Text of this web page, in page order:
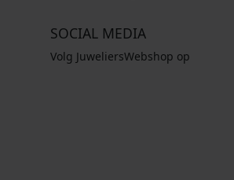
SOCIAL MEDIA
Volg JuweliersWebshop op